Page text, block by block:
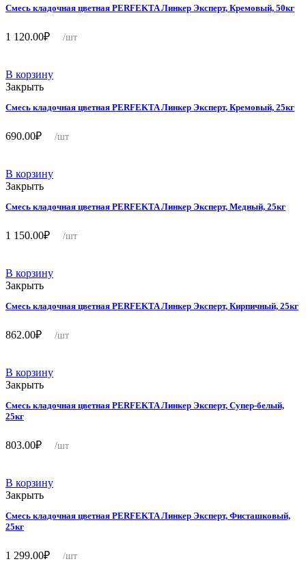
Смесь кладочная цветная PERFEKTA Линкер Эксперт, Кремовый, 50кг
1 120.00₽ /шт
В корзину
Закрыть
Смесь кладочная цветная PERFEKTA Линкер Эксперт, Кремовый, 25кг
690.00₽ /шт
В корзину
Закрыть
Смесь кладочная цветная PERFEKTA Линкер Эксперт, Медный, 25кг
1 150.00₽ /шт
В корзину
Закрыть
Смесь кладочная цветная PERFEKTA Линкер Эксперт, Кирпичный, 25кг
862.00₽ /шт
В корзину
Закрыть
Смесь кладочная цветная PERFEKTA Линкер Эксперт, Супер-белый,
25кг
803.00₽ /шт
В корзину
Закрыть
Смесь кладочная цветная PERFEKTA Линкер Эксперт, Фисташковый,
25кг
1 299.00₽ /шт